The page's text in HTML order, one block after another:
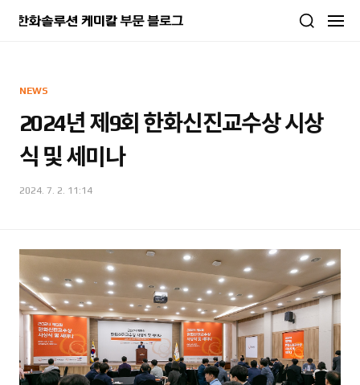
NEWS
2024년 제9회 한화신진교수상 시상
식 및 세미나
2024. 7. 2. 11:14